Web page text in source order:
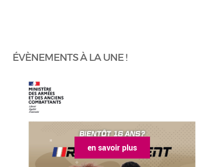
ÉVÈNEMENTS À LA UNE !
en savoir plus